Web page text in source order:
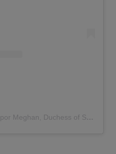
Una publicación compartida por Meghan, Duchess of Sussex (@meghan)